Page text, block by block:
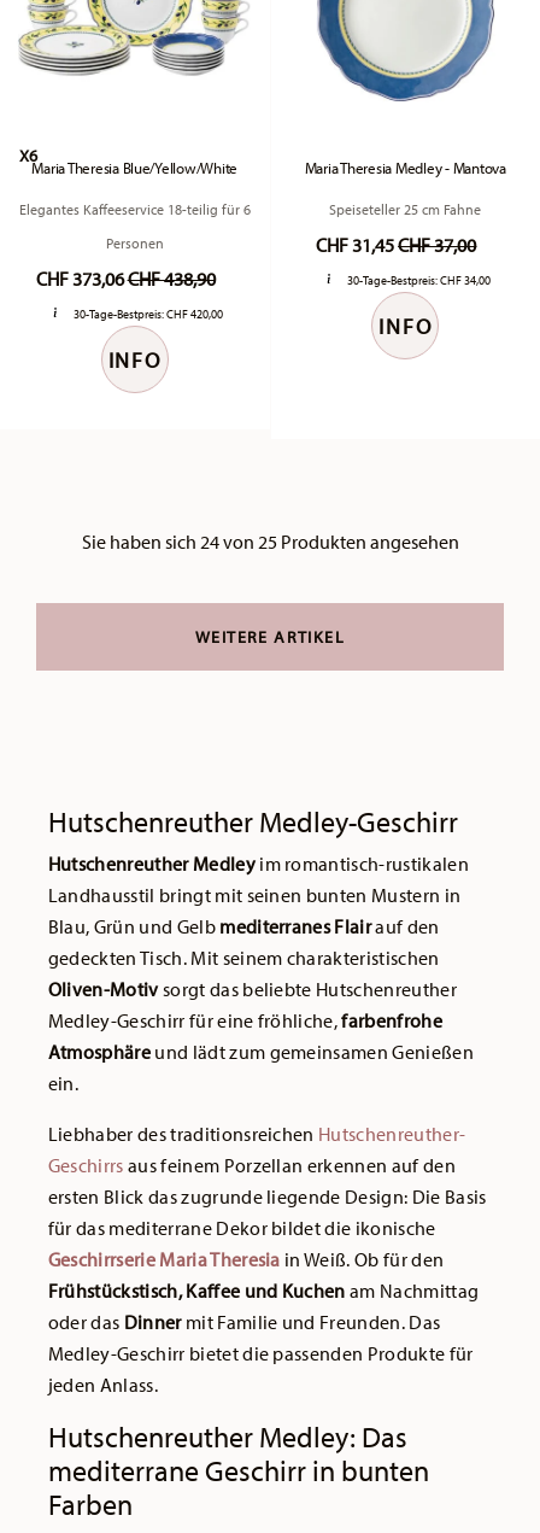
X6
Maria Theresia Blue/Yellow/White
Elegantes Kaffeeservice 18-teilig für 6
Personen
CHF 373,06Price reduced from
CHF 438,90to
30-Tage-Bestpreis:CHF 420,00
INFO
Maria Theresia Medley - Mantova
Speiseteller 25 cm Fahne
CHF 31,45Price reduced
CHF 37,00to
30-Tage-Bestpreis:CHF 34,00
INFO
Sie haben sich 24 von 25 Produkten angesehen
WEITERE ARTIKEL
Hutschenreuther Medley-Geschirr
Hutschenreuther Medleyim romantisch-rustikalen
Landhausstil bringt mit seinen bunten Mustern in
Blau, Grün und Gelb mediterranes Flairauf den
gedeckten Tisch. Mit seinem charakteristischen
Oliven-Motivsorgt das beliebte Hutschenreuther
Medley-Geschirr für eine fröhliche,farbenfrohe
Atmosphäre und lädt zum gemeinsamen Genießen
ein.
Liebhaber des traditionsreichen Hutschenreuther-
Geschirrs aus feinem Porzellan erkennen auf den
ersten Blick das zugrunde liegende Design: Die Basis
für das mediterrane Dekor bildet die ikonische
Geschirrserie Maria Theresia in Weiß. Ob für den
Frühstückstisch, Kaffee und Kuchen am Nachmittag
oder das Dinnermit Familie und Freunden. Das
Medley-Geschirr bietet die passenden Produkte für
jeden Anlass.
Hutschenreuther Medley: Das
mediterrane Geschirr in bunten
Farben